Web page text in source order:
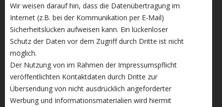
Wir weisen darauf hin, dass die Datenübertragung im
Internet (z.B. bei der Kommunikation per E-Mail)
Sicherheitslücken aufweisen kann. Ein lückenloser
Schutz der Daten vor dem Zugriff durch Dritte ist nicht
möglich.
Der Nutzung von im Rahmen der Impressumspflicht
veröffentlichten Kontaktdaten durch Dritte zur
Übersendung von nicht ausdrücklich angeforderter
Werbung und Informationsmaterialien wird hiermit